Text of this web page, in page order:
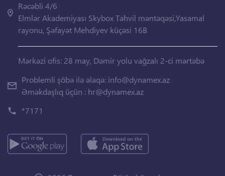
Rəcəbli 4/6
Elmlər Akademiyası Skybox Təhvil məntəqəsi,Yasamal
rayonu, Şəfayət Mehdiyev küçəsi 16B
Mərkəzi ofis: 28 may, Dəmir yolu vağzalı 2-ci mərtəbə
Problemli şöbə ilə əlaqə: info@dynamex.az
Əməkdaşlıq üçün : hr@dynamex.az
*7171